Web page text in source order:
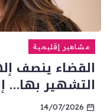
مشاهير إقليمية
القضاء ينصف
التشهير بها…
14/07/2026